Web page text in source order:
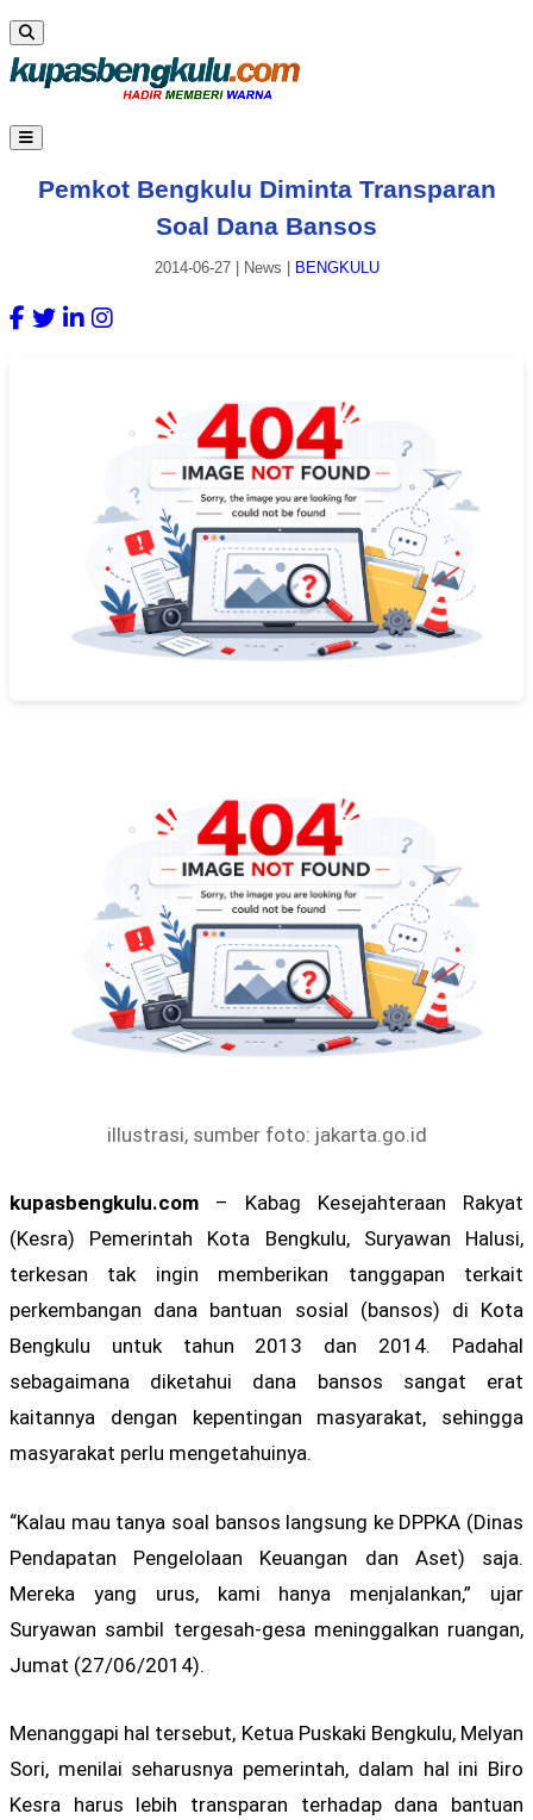
Pemkot Bengkulu Diminta Transparan
Soal Dana Bansos
2014-06-27| News BENGKULU
illustrasi, sumber foto: jakarta.go.id
kupasbengkulu.com – Kabag Kesejahteraan Rakyat
(Kesra) Pemerintah Kota Bengkulu, Suryawan Halusi,
terkesan tak ingin memberikan tanggapan terkait
perkembangan dana bantuan sosial (bansos) di Kota
Bengkulu untuk tahun 2013 dan 2014. Padahal
sebagaimana diketahui dana bansos sangat erat
kaitannya dengan kepentingan masyarakat, sehingga
masyarakat perlu mengetahuinya.
“Kalau mau tanya soal bansos langsung ke DPPKA (Dinas
Pendapatan Pengelolaan Keuangan dan Aset) saja.
Mereka yang urus, kami hanya menjalankan,” ujar
Suryawan sambil tergesah-gesa meninggalkan ruangan,
Jumat (27/06/2014).
Menanggapi hal tersebut, Ketua Puskaki Bengkulu, Melyan
Sori, menilai seharusnya pemerintah, dalam hal ini Biro
Kesra harus lebih transparan terhadap dana bantuan